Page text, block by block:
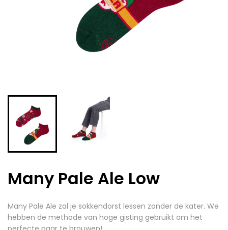
Many Pale Ale Low
Many Pale Ale zal je sokkendorst lessen zonder de kater. We
hebben de methode van hoge gisting gebruikt om het